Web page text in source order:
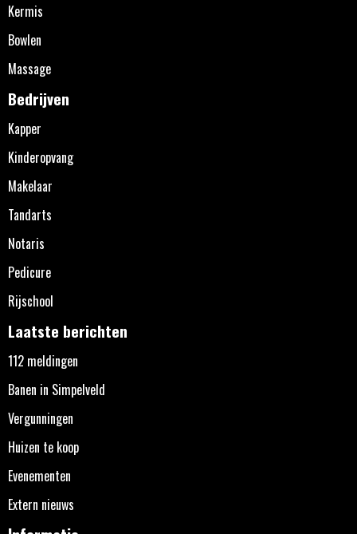
Kermis
Bowlen
Massage
Bedrijven
Kapper
Kinderopvang
Makelaar
Tandarts
Notaris
Pedicure
Rijschool
Laatste berichten
112 meldingen
Banen in Simpelveld
Vergunningen
Huizen te koop
Evenementen
Extern nieuws